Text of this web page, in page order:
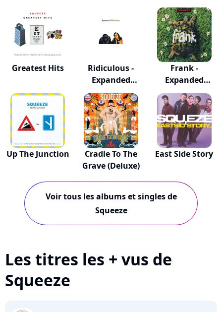
Greatest Hits
Ridiculous -
Expanded
Reissue
Frank -
Expanded
Reissue
Up The Junction
Cradle To The
Grave (Deluxe)
East Side Story
Voir tous les albums et singles de
Squeeze
Les titres les + vus de
Squeeze